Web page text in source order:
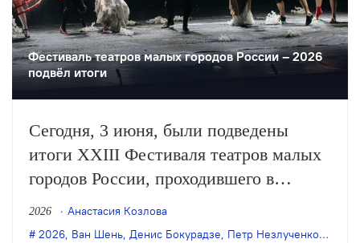
Фестиваль театров малых городов России – 2026
подвёл итоги
Сегодня, 3 июня, были подведены
итоги XXIII Фестиваля театров малых
городов России, проходившего в
Сергиевом Посаде. Жюри выбрало две
лучшие постановки большой формы,
2026
Анастасия Козлова
2026, Ван Шень, Денис Бокурадзе, Петр Незлученко,Театр